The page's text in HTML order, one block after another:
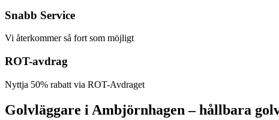
Snabb Service
Vi återkommer så fort som möjligt
ROT-avdrag
Nyttja 50% rabatt via ROT-Avdraget
Golvläggare i Ambjörnhagen – hållbara